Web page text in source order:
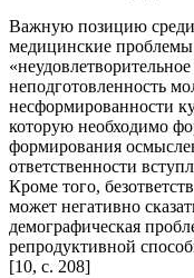
Важную позицию среди
медицинские
неподготовленность
несформированности
которую необходимо
формирования
ответственности
Кроме того,
может негативно
демографическая
репродуктивной
[10, c. 208]